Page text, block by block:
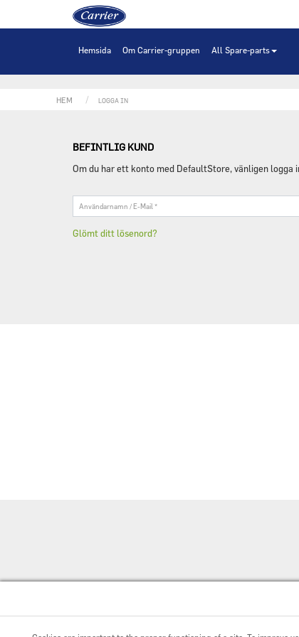
Hem
Hemsida Om Carrier-gruppen All Spare-parts
HEM LOGGA IN
BEFINTLIG KUND
Om du har ett konto med DefaultStore, vänligen logga
Mail
Glömt ditt lösenord?